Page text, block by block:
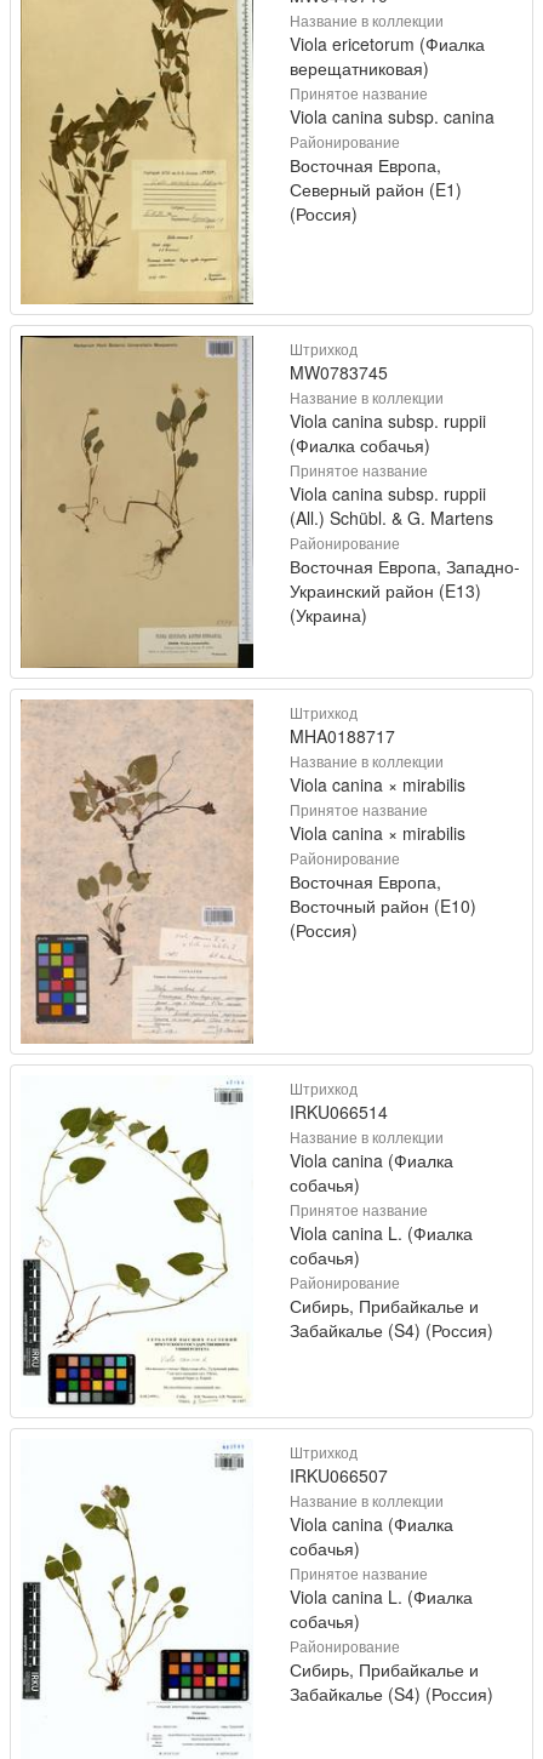
Название в коллекции
Viola ericetorum (Фиалка
верещатниковая)
Принятое название
Viola canina subsp. canina
Районирование
Восточная Европа,
Северный район (E1)
(Россия)
Штрихкод
MW0783745
Название в коллекции
Viola canina subsp. ruppii
(Фиалка собачья)
Принятое название
Viola canina subsp. ruppii
(All.) Schübl. & G. Martens
Районирование
Восточная Европа, Западно-
Украинский район (E13)
(Украина)
Штрихкод
MHA0188717
Название в коллекции
Viola canina × mirabilis
Принятое название
Viola canina × mirabilis
Районирование
Восточная Европа,
Восточный район (E10)
(Россия)
Штрихкод
IRKU066514
Название в коллекции
Viola canina (Фиалка
собачья)
Принятое название
Viola canina L. (Фиалка
собачья)
Районирование
Сибирь, Прибайкалье и
Забайкалье (S4) (Россия)
Штрихкод
IRKU066507
Название в коллекции
Viola canina (Фиалка
собачья)
Принятое название
Viola canina L. (Фиалка
собачья)
Районирование
Сибирь, Прибайкалье и
Забайкалье (S4) (Россия)